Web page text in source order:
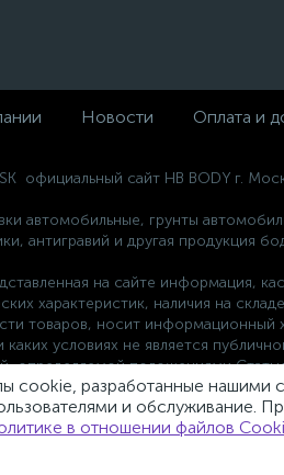
Новости Оплата и
официальный сайт HB BODY г.
автомобильные, грунты
антигравий и другая продукция
на сайте информация,
характеристик, наличия на
товаров, носит информационный
каких условиях не является
определяемой положениями
кодекса РФ.
zakaz@bodymsk.ruдля тендеров
cookie, разработанные нашими
и обслуживание.
в отношении файлов